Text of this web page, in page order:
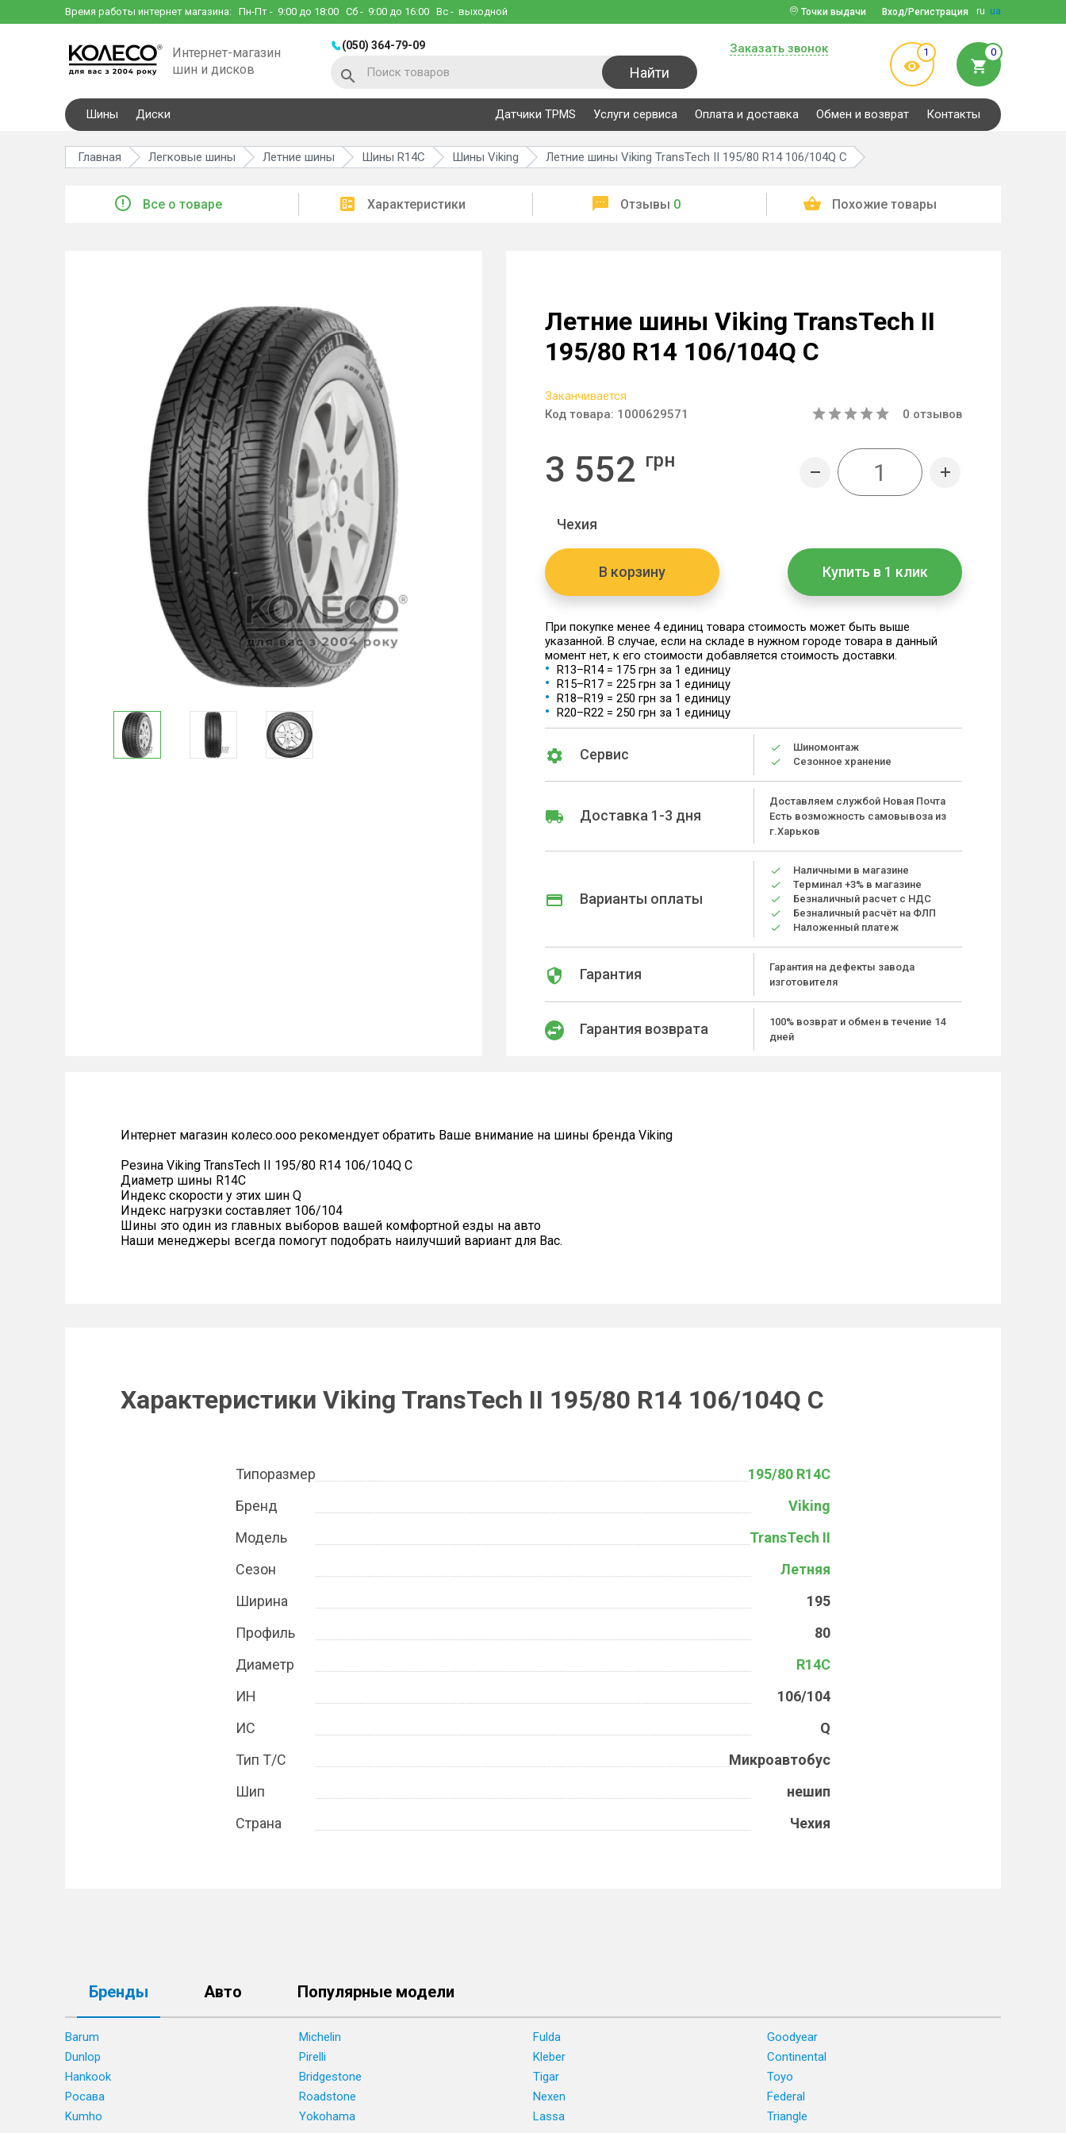
Время работы интернет магазина: Пн-Пт - 9:00 до 18:00 Сб - 9:00 до 16:00 Вс - выходной ru ua
Вход/Регистрация
Точки выдачи
Интернет-магазин
шин и дисков
(050) 364-79-09
Найти
Заказать звонок 1 0
Шины Диски Датчики TPMS Услуги сервиса Оплата и доставка Обмен и возврат Контакты
Главная Легковые шины Летние шины Шины R14C Шины Viking Летние шины Viking TransTech II 195/80 R14 106/104Q C
Все о товаре Характеристики Отзывы 0 Похожие товары
Летние шины Viking TransTech II
195/80 R14 106/104Q C
Заканчивается
Код товара: 1000629571 0 отзывов
3 552 грн
Чехия
В корзину Купить в 1 клик
При покупке менее 4 единиц товара стоимость может быть выше
указанной. В случае, если на складе в нужном городе товара в данный
момент нет, к его стоимости добавляется стоимость доставки.
R13–R14 = 175 грн за 1 единицу
R15–R17 = 225 грн за 1 единицу
R18–R19 = 250 грн за 1 единицу
R20–R22 = 250 грн за 1 единицу
Сервис
Шиномонтаж
Сезонное хранение
Доставка 1-3 дня
Доставляем службой Новая Почта
Есть возможность самовывоза из
г.Харьков
Варианты оплаты
Наличными в магазине
Терминал +3% в магазине
Безналичный расчет с НДС
Безналичный расчёт на ФЛП
Наложенный платеж
Гарантия
Гарантия на дефекты завода
изготовителя
Гарантия возврата
100% возврат и обмен в течение 14
дней
Интернет магазин колесо.ооо рекомендует обратить Ваше внимание на шины бренда Viking
Резина Viking TransTech II 195/80 R14 106/104Q C
Диаметр шины R14C
Индекс скорости у этих шин Q
Индекс нагрузки составляет 106/104
Шины это один из главных выборов вашей комфортной езды на авто
Наши менеджеры всегда помогут подобрать наилучший вариант для Вас.
Характеристики Viking TransTech II 195/80 R14 106/104Q C
Типоразмер
195/80 R14C
Бренд
Viking
Модель
TransTech II
Сезон
Летняя
Ширина
195
Профиль
80
Диаметр
R14C
ИН
106/104
ИС
Q
Тип Т/С
Микроавтобус
Шип
нешип
Страна
Чехия
Бренды Авто Популярные модели
Barum Michelin Fulda
Goodyear
Dunlop
Pirelli Kleber
Continental
Hankook
Bridgestone Tigar
Toyo
Росава
Roadstone Nexen
Federal
Kumho
Yokohama Lassa Triangle